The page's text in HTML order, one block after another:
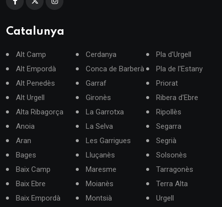
Catalunya
Alt Camp
Alt Empordà
Alt Penedès
Alt Urgell
Alta Ribagorça
Anoia
Aran
Bages
Baix Camp
Baix Ebre
Baix Empordà
Cerdanya
Conca de Barberà
Garraf
Gironès
La Garrotxa
La Selva
Les Garrigues
Lluçanès
Maresme
Moianès
Montsià
Pla d'Urgell
Pla de l'Estany
Priorat
Ribera d'Ebre
Ripollès
Segarra
Segrià
Solsonès
Tarragonès
Terra Alta
Urgell